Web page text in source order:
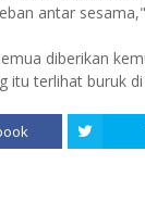
antar
diberikan
itu terlihat buruk